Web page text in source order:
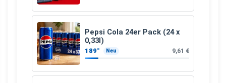
Pepsi Cola 24er Pack (24 x
0,33l)
189° Neu 9,61 €